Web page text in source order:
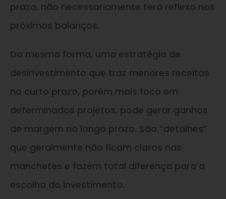
prazo, não necessariamente terá reflexo nos
próximos balanços.
Da mesma forma, uma estratégia de
desinvestimento que traz menores receitas
no curto prazo, porém mais foco em
determinados projetos, pode gerar ganhos
de margem no longo prazo. São “detalhes”
que geralmente não ficam claros nas
manchetes e fazem total diferença para a
escolha do investimento.